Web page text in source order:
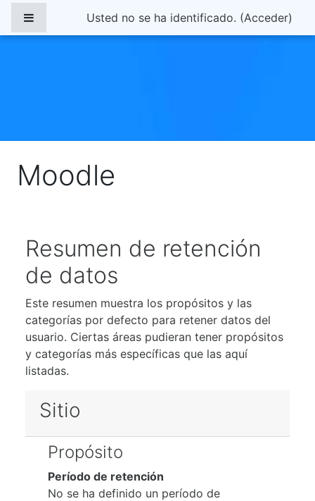
Panel lateralUsted no se ha identificado. (Acceder)
Moodle
Resumen de retención
de datos
Este resumen muestra los propósitos y las
categorías por defecto para retener datos del
usuario. Ciertas áreas pudieran tener propósitos
y categorías más específicas que las aquí
listadas.
Sitio
Propósito
Período de retención
No se ha definido un período de